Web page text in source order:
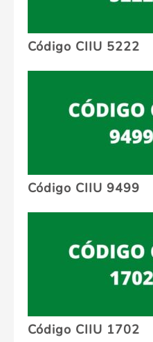
Código CIIU 5222
Código CIIU 9499
Código CIIU 1702